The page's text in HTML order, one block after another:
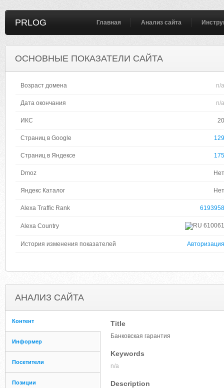
PRLOG Главная Анализ сайта
ОСНОВНЫЕ ПОКАЗАТЕЛИ САЙТА
Возраст домена n/a
Дата окончания n/a
ИКС 20
Страниц в Google 129
Страниц в Яндексе 175
Dmoz Нет
Яндекс Каталог Нет
Alexa Traffic Rank 6193958
Alexa Country 610061
История изменения показателей Авторизация
АНАЛИЗ САЙТА
Контент
Информер
Посетители
Позиции
Title
Банковская гарантия
Keywords
n/a
Description